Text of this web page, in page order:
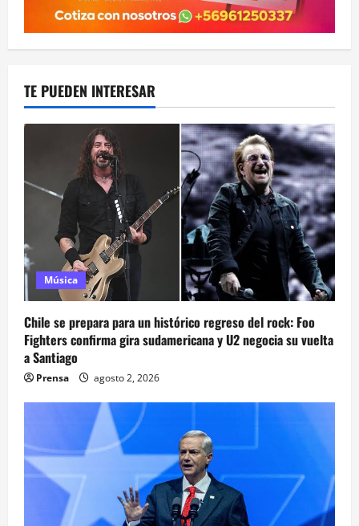
TE PUEDEN INTERESAR
Música
Chile se prepara para un histórico regreso del rock: Foo
Fighters confirma gira sudamericana y U2 negocia su vuelta
a Santiago
Prensa agosto 2, 2026